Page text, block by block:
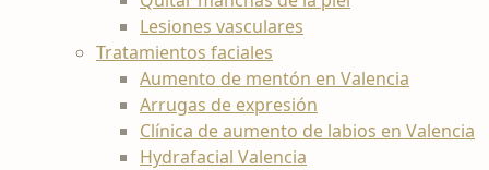
Lesiones vasculares
Tratamientos faciales
Aumento de mentón en Valencia
Arrugas de expresión
Clínica de aumento de labios en Valencia
Hydrafacial Valencia